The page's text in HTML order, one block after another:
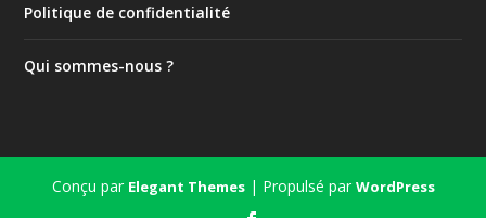
Politique de confidentialité
Qui sommes-nous ?
Conçu par Elegant Themes| Propulsé parWordPress